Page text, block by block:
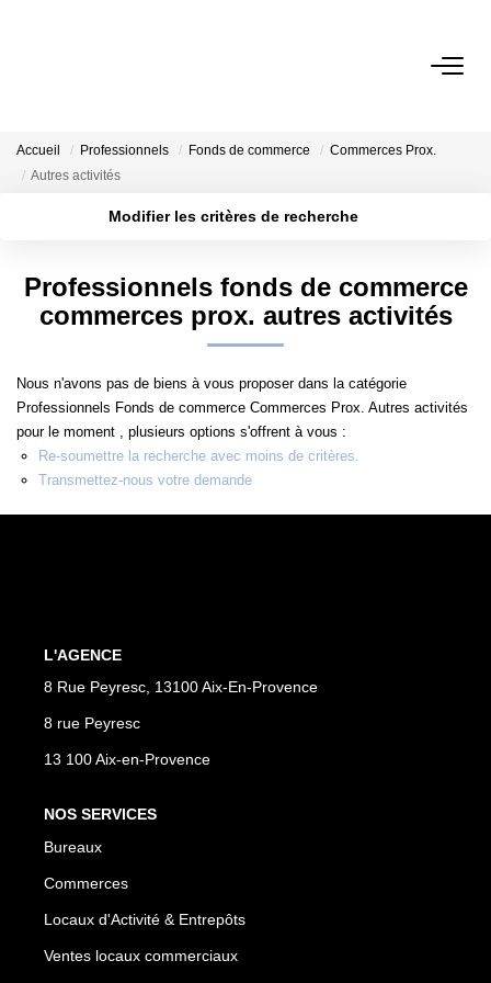
Bureaux À Vendre
Ventes Locaux Commerciaux
Location Locaux Commerciaux
Murs
LOCAUX D'ACTIVITÉS
Vente Locaux D'activités
ACTUALITÉS
NOS AGENCES
CONTACT
Accueil Professionnels Fonds de commerce
Commerces Prox.
Autres activités
Modifier les critères de recherche
Type de bien
Budget max Plus de critères
Professionnels fonds de commerce
commerces prox. autres activités
Nous n'avons pas de biens à vous proposer dans la catégorie
Professionnels Fonds de commerce Commerces Prox. Autres activités
pour le moment , plusieurs options s'offrent à vous :
Re-soumettre la recherche avec moins de critères.
Transmettez-nous votre demande
L'AGENCE
8 Rue Peyresc, 13100 Aix-En-Provence
8 rue Peyresc
13 100 Aix-en-Provence
NOS SERVICES
Bureaux
Commerces
Locaux d'Activité & Entrepôts
Ventes locaux commerciaux